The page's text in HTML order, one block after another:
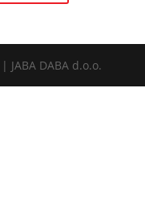
DABA d.o.o.